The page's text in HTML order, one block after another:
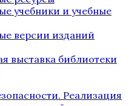
учебники и учебные
версии изданий
выставка библиотеки
Реализация